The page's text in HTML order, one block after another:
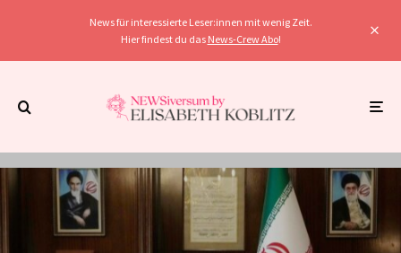
News für interessierte Leser:innen mit wenig Zeit.
Hier findest du das News-Crew Abo!